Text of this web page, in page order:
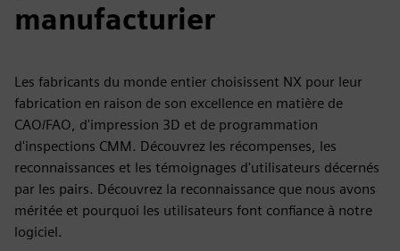
manufacturier
Les fabricants du monde entier choisissent NX pour leur
fabrication en raison de son excellence en matière de
CAO/FAO, d'impression 3D et de programmation
d'inspections CMM. Découvrez les récompenses, les
reconnaissances et les témoignages d'utilisateurs décernés
par les pairs. Découvrez la reconnaissance que nous avons
méritée et pourquoi les utilisateurs font confiance à notre
logiciel.